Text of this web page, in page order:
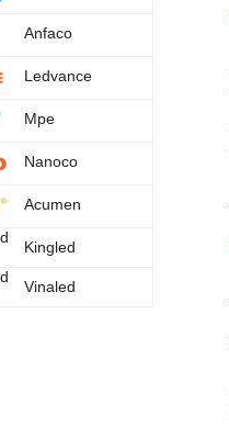
Anfaco
Ledvance
Mpe
Nanoco
Acumen
Kingled
Vinaled